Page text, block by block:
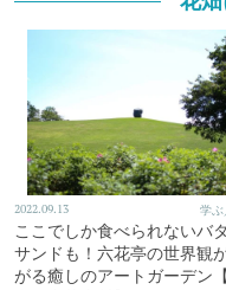
2022.09.13 学ぶ
ここでしか食べられないバ
サンドも！六花亭の世界観
がる癒しのアートガーデン